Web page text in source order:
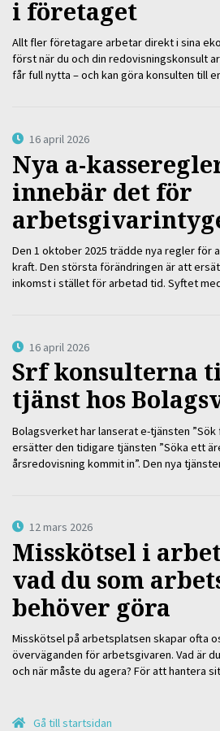
i företaget
Allt fler företagare arbetar direkt i sina
först när du och din redovisningskonsult
får full nytta – och kan göra konsulten till
16 april 2026
Nya a-
innebär det för
Den 1 oktober 2025 trädde nya regler för
kraft. Den största förändringen är att
inkomst i stället för arbetad tid. Syftet
16 april 2026
Srf konsulterna
tjänst hos
Bolagsverket har lanserat e-tjänsten
ersätter den tidigare tjänsten ”Söka ett
årsredovisning kommit in”. Den nya
12 mars 2026
Misskötsel i
vad du som
behöver göra
Misskötsel på arbetsplatsen skapar ofta
överväganden för arbetsgivaren. Vad är
och när måste du agera? För att hantera
Gå till startsidan